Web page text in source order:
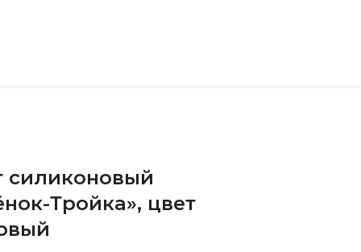
силиконовый
Тройка», цвет